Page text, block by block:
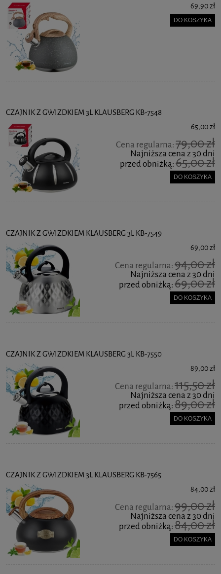
69,90 zł
DO KOSZYKA
CZAJNIK Z GWIZDKIEM 3L KLAUSBERG KB-7548
65,00 zł
Cena regularna:79,00 zł
Najniższa cena z 30 dni
przed obniżką:65,00 zł
DO KOSZYKA
CZAJNIK Z GWIZDKIEM KLAUSBERG 3L KB-7549
69,00 zł
Cena regularna:94,00 zł
Najniższa cena z 30 dni
przed obniżką:69,00 zł
DO KOSZYKA
CZAJNIK Z GWIZDKIEM KLAUSBERG 3L KB-7550
89,00 zł
Cena regularna:115,50 zł
Najniższa cena z 30 dni
przed obniżką:89,00 zł
DO KOSZYKA
CZAJNIK Z GWIZDKIEM 3L KLAUSBERG KB-7565
84,00 zł
Cena regularna:99,00 zł
Najniższa cena z 30 dni
przed obniżką:84,00 zł
DO KOSZYKA